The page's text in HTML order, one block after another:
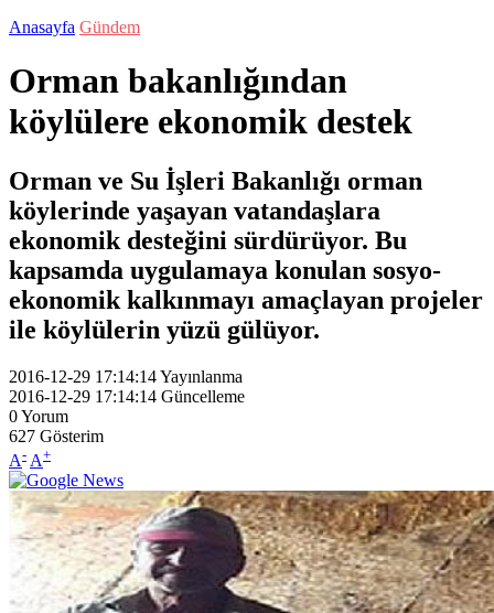
Anasayfa Gündem
Orman bakanlığından
köylülere ekonomik destek
Orman ve Su İşleri Bakanlığı orman
köylerinde yaşayan vatandaşlara
ekonomik desteğini sürdürüyor. Bu
kapsamda uygulamaya konulan sosyo-
ekonomik kalkınmayı amaçlayan projeler
ile köylülerin yüzü gülüyor.
2016-12-29 17:14:14Yayınlanma
2016-12-29 17:14:14 Güncelleme
0Yorum
627 Gösterim
A- A+